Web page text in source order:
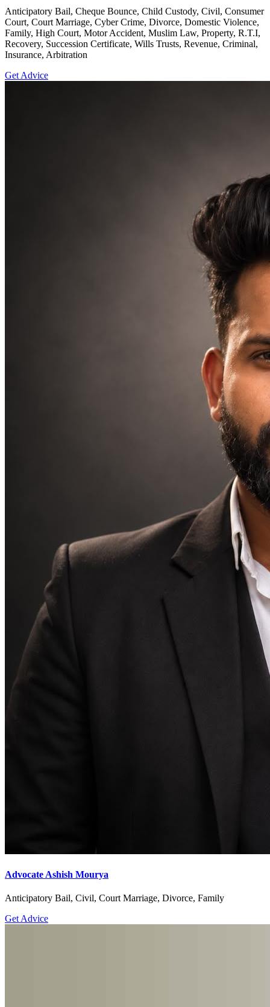
Anticipatory Bail, Cheque Bounce, Child Custody, Civil, Consumer
Court, Court Marriage, Cyber Crime, Divorce, Domestic Violence,
Family, High Court, Motor Accident, Muslim Law, Property, R.T.I,
Recovery, Succession Certificate, Wills Trusts, Revenue, Criminal,
Insurance, Arbitration
Get Advice
Advocate Ashish Mourya
Anticipatory Bail, Civil, Court Marriage, Divorce, Family
Get Advice